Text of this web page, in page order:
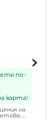
по-
карта!
на